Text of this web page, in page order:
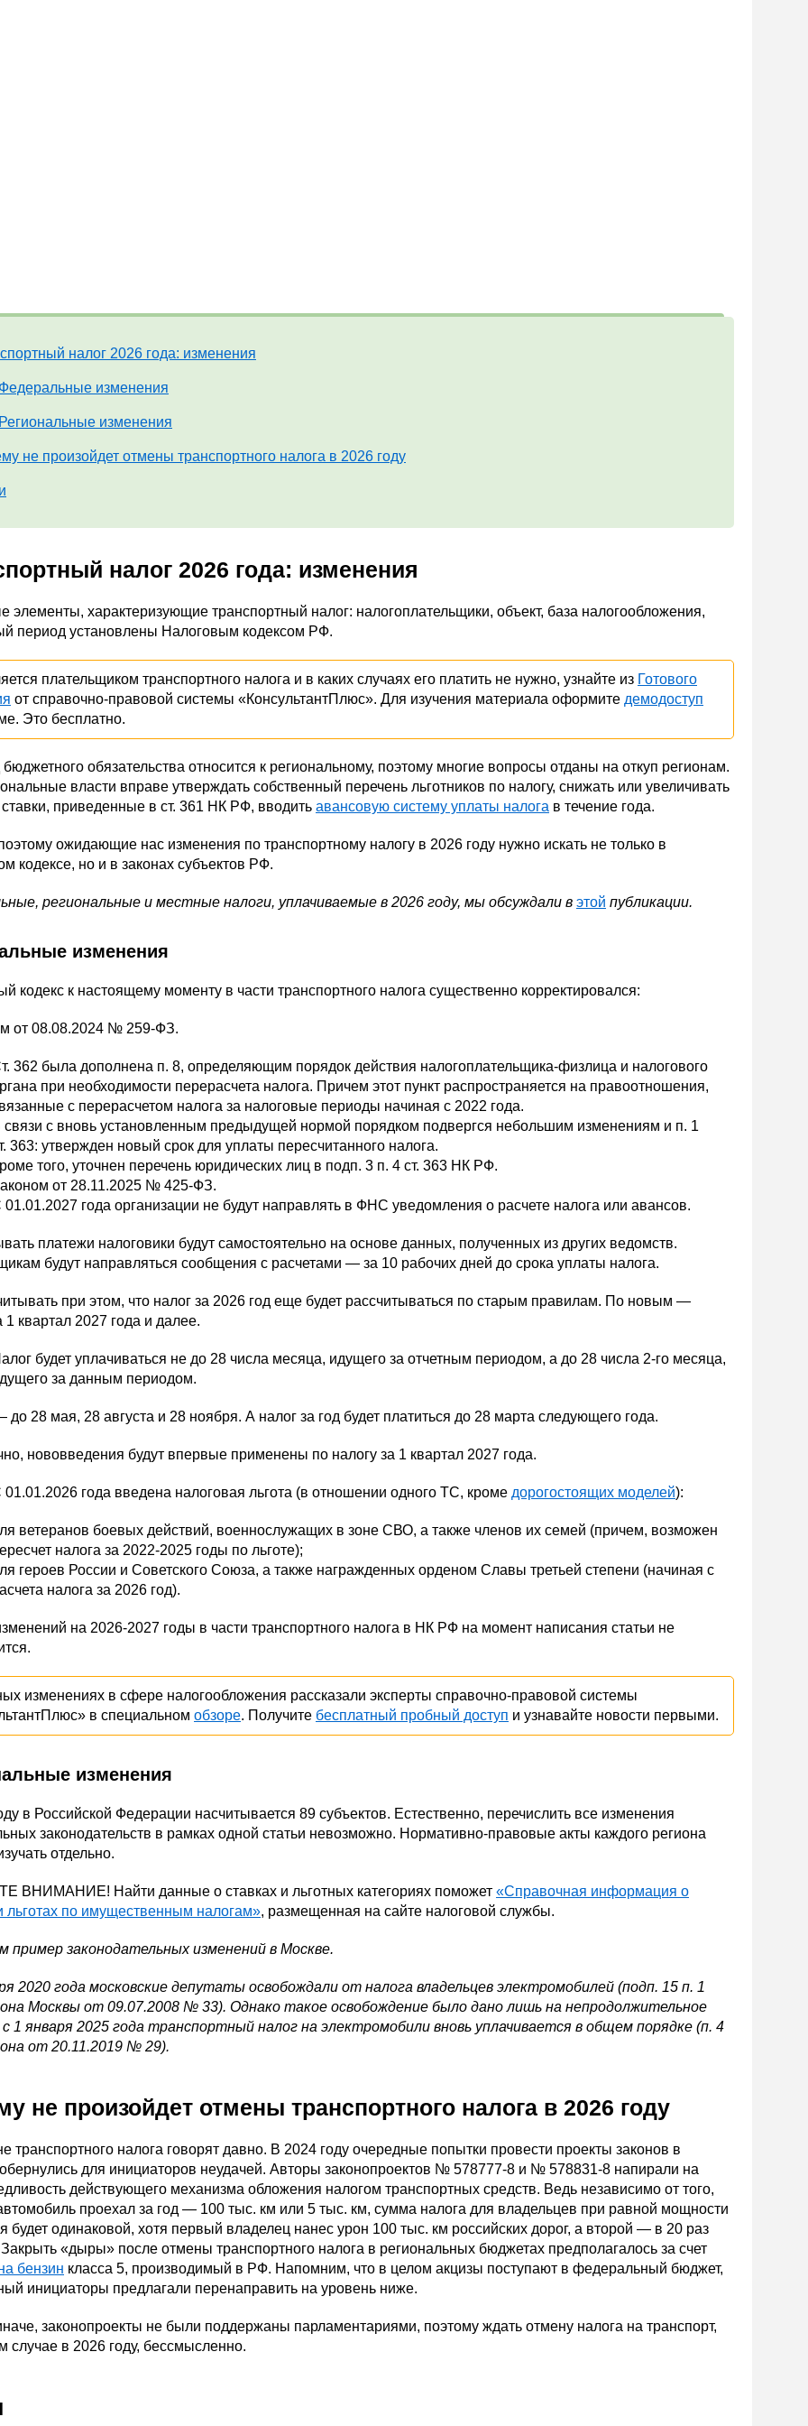
налог 2026 года: изменения
Федеральные изменения
Региональные изменения
не произойдет отмены транспортного налога в 2026 году
налог 2026 года: изменения
элементы, характеризующие транспортный налог: налогоплательщики, объект, база налогообложения,
период установлены Налоговым кодексом РФ.
плательщиком транспортного налога и в каких случаях его платить не нужно, узнайте из Готового
от справочно-правовой системы «КонсультантПлюс». Для изучения материала оформите демодоступ
Это бесплатно.
обязательства относится к региональному, поэтому многие вопросы отданы на откуп регионам.
власти вправе утверждать собственный перечень льготников по налогу, снижать или увеличивать
приведенные в ст. 361 НК РФ, вводить авансовую систему уплаты налога в течение года.
ожидающие нас изменения по транспортному налогу в 2026 году нужно искать не только в
кодексе, но и в законах субъектов РФ.
региональные и местные налоги, уплачиваемые в 2026 году, мы обсуждали в этой публикации.
изменения
кодекс к настоящему моменту в части транспортного налога существенно корректировался:
от 08.08.2024 № 259-ФЗ.
362 была дополнена п. 8, определяющим порядок действия налогоплательщика-физлица и налогового
при необходимости перерасчета налога. Причем этот пункт распространяется на правоотношения,
с перерасчетом налога за налоговые периоды начиная с 2022 года.
связи с вновь установленным предыдущей нормой порядком подвергся небольшим изменениям и п. 1
363: утвержден новый срок для уплаты пересчитанного налога.
того, уточнен перечень юридических лиц в подп. 3 п. 4 ст. 363 НК РФ.
от 28.11.2025 № 425-ФЗ.
01.01.2027 года организации не будут направлять в ФНС уведомления о расчете налога или авансов.
платежи налоговики будут самостоятельно на основе данных, полученных из других ведомств.
будут направляться сообщения с расчетами — за 10 рабочих дней до срока уплаты налога.
при этом, что налог за 2026 год еще будет рассчитываться по старым правилам. По новым —
1 квартал 2027 года и далее.
будет уплачиваться не до 28 числа месяца, идущего за отчетным периодом, а до 28 числа 2-го месяца,
за данным периодом.
до 28 мая, 28 августа и 28 ноября. А налог за год будет платиться до 28 марта следующего года.
нововведения будут впервые применены по налогу за 1 квартал 2027 года.
01.01.2026 года введена налоговая льгота (в отношении одного ТС, кроме дорогостоящих моделей):
ветеранов боевых действий, военнослужащих в зоне СВО, а также членов их семей (причем, возможен
налога за 2022-2025 годы по льготе);
героев России и Советского Союза, а также награжденных орденом Славы третьей степени (начиная с
налога за 2026 год).
на 2026-2027 годы в части транспортного налога в НК РФ на момент написания статьи не
изменениях в сфере налогообложения рассказали эксперты справочно-правовой системы
в специальном обзоре. Получите бесплатный пробный доступ и узнавайте новости первыми.
изменения
в Российской Федерации насчитывается 89 субъектов. Естественно, перечислить все изменения
законодательств в рамках одной статьи невозможно. Нормативно-правовые акты каждого региона
отдельно.
ВНИМАНИЕ! Найти данные о ставках и льготных категориях поможет «Справочная информация о
льготах по имущественным налогам», размещенная на сайте налоговой службы.
пример законодательных изменений в Москве.
2020 года московские депутаты освобождали от налога владельцев электромобилей (подп. 15 п. 1
Москвы от 09.07.2008 № 33). Однако такое освобождение было дано лишь на непродолжительное
1 января 2025 года транспортный налог на электромобили вновь уплачивается в общем порядке (п. 4
от 20.11.2019 № 29).
не произойдет отмены транспортного налога в 2026 году
транспортного налога говорят давно. В 2024 году очередные попытки провести проекты законов в
для инициаторов неудачей. Авторы законопроектов № 578777-8 и № 578831-8 напирали на
действующего механизма обложения налогом транспортных средств. Ведь независимо от того,
проехал за год — 100 тыс. км или 5 тыс. км, сумма налога для владельцев при равной мощности
будет одинаковой, хотя первый владелец нанес урон 100 тыс. км российских дорог, а второй — в 20 раз
«дыры» после отмены транспортного налога в региональных бюджетах предполагалось за счет
бензин класса 5, производимый в РФ. Напомним, что в целом акцизы поступают в федеральный бюджет,
инициаторы предлагали перенаправить на уровень ниже.
законопроекты не были поддержаны парламентариями, поэтому ждать отмену налога на транспорт,
случае в 2026 году, бессмысленно.